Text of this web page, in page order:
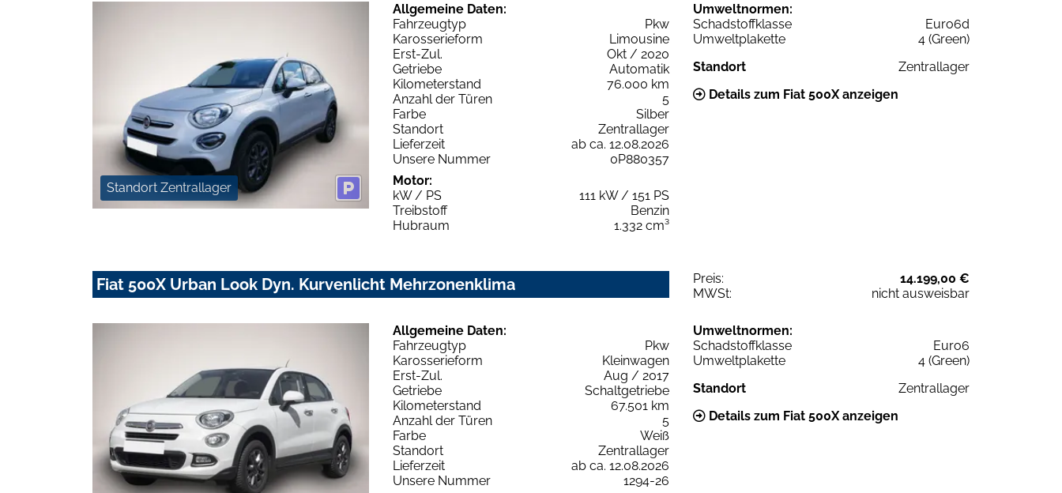
Standort Zentrallager
Allgemeine Daten:
Fahrzeugtyp
Pkw
Karosserieform
Limousine
Erst-Zul.
Okt / 2020
Getriebe
Automatik
Kilometerstand
76.000 km
Anzahl der Türen
5
Farbe
Silber
Standort
Zentrallager
Lieferzeit
ab ca. 12.08.2026
Unsere Nummer
0P880357
Motor:
kW / PS
111 kW / 151 PS
Treibstoff
Benzin
Hubraum
1.332 cm³
Umweltnormen:
Schadstoffklasse
Euro6d
Umweltplakette
4 (Green)
Standort
Zentrallager
Details zum Fiat 500X anzeigen
Fiat 500X Urban Look Dyn. Kurvenlicht Mehrzonenklima Preis:
14.199,00 €
MWSt:
nicht ausweisbar
Allgemeine Daten:
Fahrzeugtyp
Pkw
Karosserieform
Kleinwagen
Erst-Zul.
Aug / 2017
Getriebe
Schaltgetriebe
Kilometerstand
67.501 km
Anzahl der Türen
5
Farbe
Weiß
Standort
Zentrallager
Lieferzeit
ab ca. 12.08.2026
Unsere Nummer
1294-26
Umweltnormen:
Schadstoffklasse
Euro6
Umweltplakette
4 (Green)
Standort
Zentrallager
Details zum Fiat 500X anzeigen